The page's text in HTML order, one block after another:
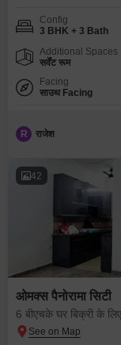
Config
3 BHK + 3 Bath
Additional Spaces
सर्वेंट रूम
Facing
साउथ Facing
R राजेश
42
ओमक्स पैनोरामा सिटी
6 बीएचके घर बिक्री के